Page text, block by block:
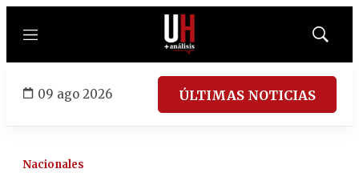
Menú
Mostrar
09 ago 2026 ÚLTIMAS NOTICIAS
Nacionales